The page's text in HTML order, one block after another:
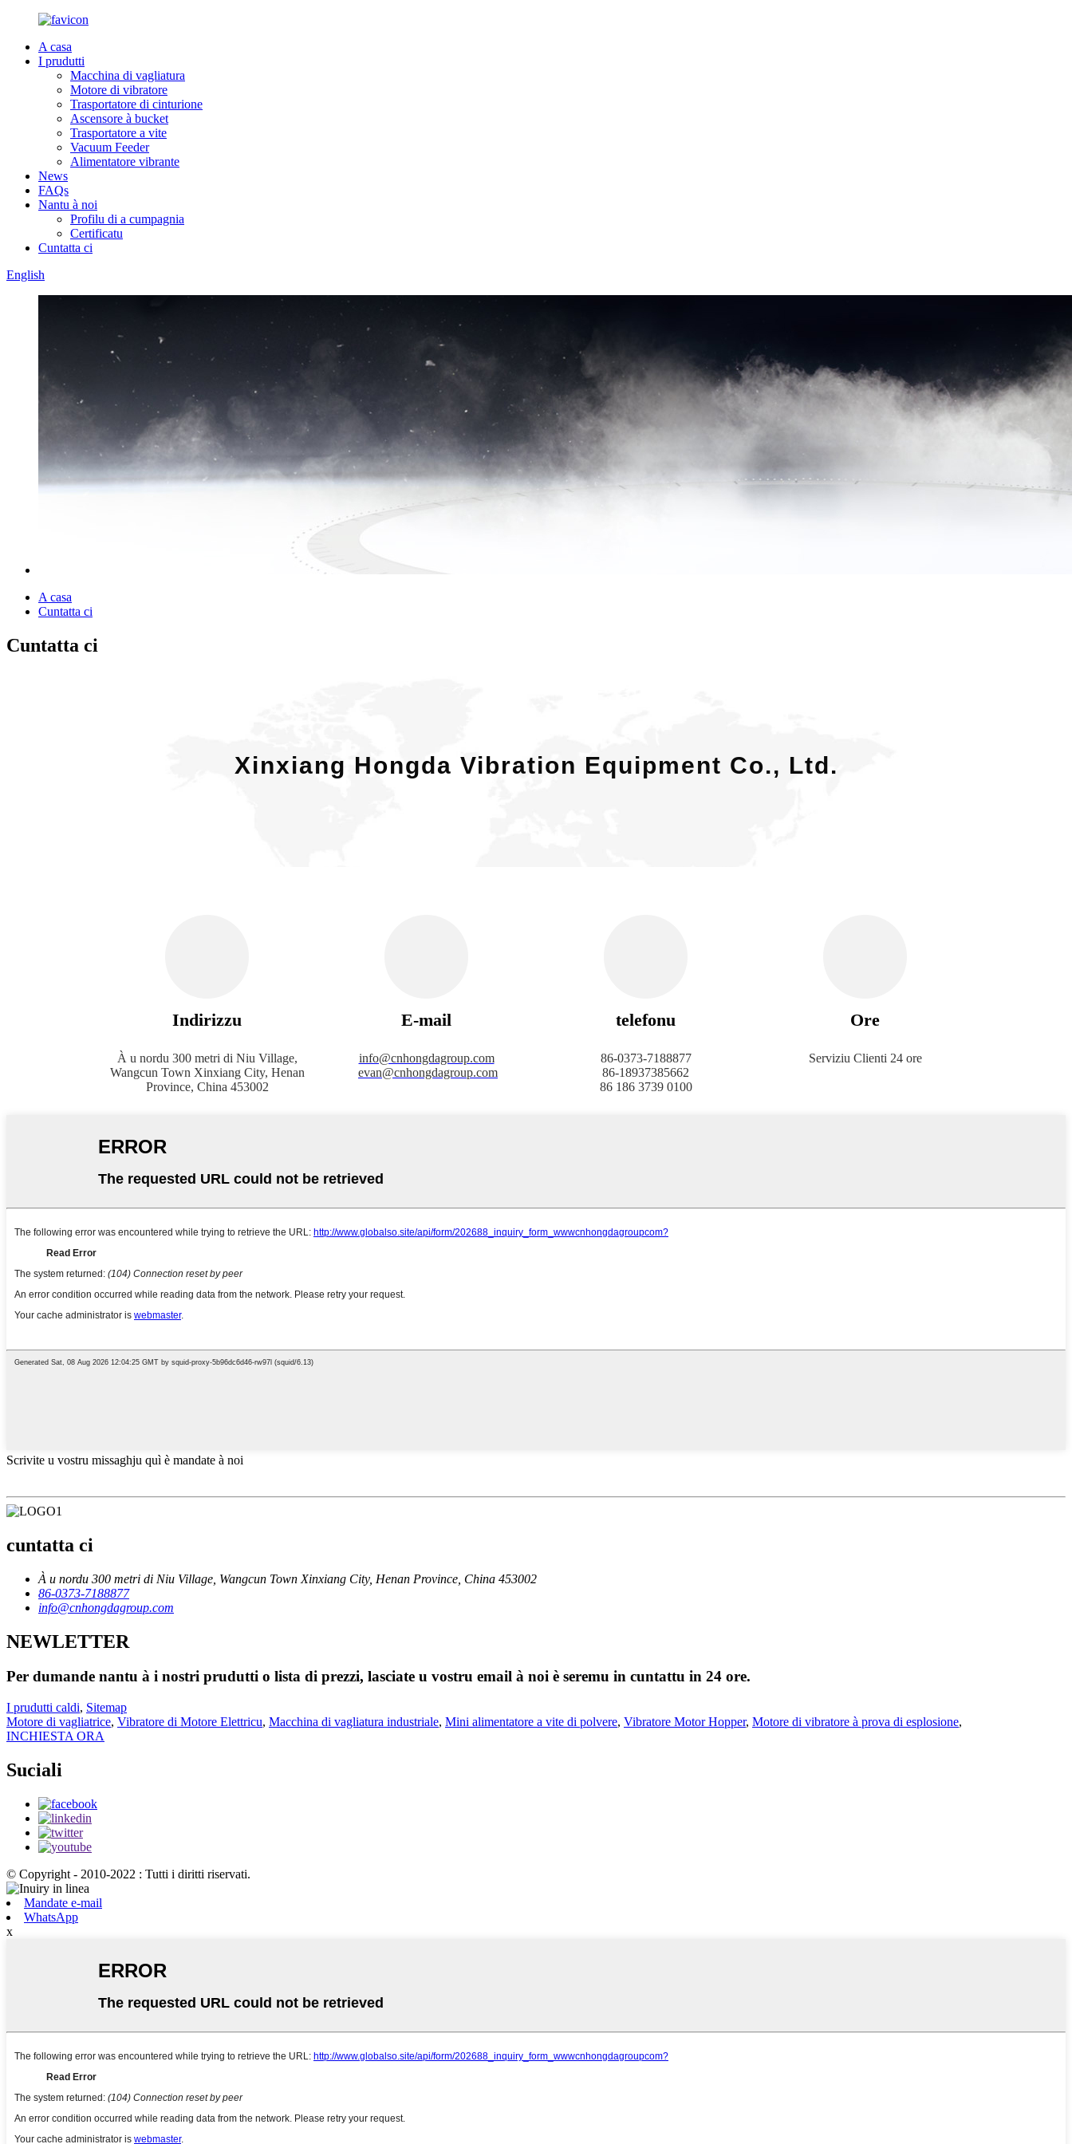
A casa
I prudutti
Macchina di vagliatura
Motore di vibratore
Trasportatore di cinturione
Ascensore à bucket
Trasportatore a vite
Vacuum Feeder
Alimentatore vibrante
News
FAQs
Nantu à noi
Profilu di a cumpagnia
Certificatu
Cuntatta ci
English
A casa
Cuntatta ci
Cuntatta ci
Xinxiang Hongda Vibration Equipment Co., Ltd.
Indirizzu
À u nordu 300 metri di Niu Village,
Wangcun Town Xinxiang City, Henan
Province, China 453002
E-mail
info@cnhongdagroup.com
evan@cnhongdagroup.com
telefonu
86-0373-7188877
86-18937385662
86 186 3739 0100
Ore
Serviziu Clienti 24 ore
Scrivite u vostru missaghju quì è mandate à noi
cuntatta ci
À u nordu 300 metri di Niu Village, Wangcun Town Xinxiang City, Henan Province, China 453002
86-0373-7188877
info@cnhongdagroup.com
NEWLETTER
Per dumande nantu à i nostri prudutti o lista di prezzi, lasciate u vostru email à noi è seremu in cuntattu in 24 ore.
I prudutti caldi, Sitemap
Motore di vagliatrice, Vibratore di Motore Elettricu, Macchina di vagliatura industriale, Mini alimentatore a vite di polvere, Vibratore Motor Hopper, Motore di vibratore à prova di esplosione,
INCHIESTA ORA
Suciali
© Copyright - 2010-2022 : Tutti i diritti riservati.
Mandate e-mail
WhatsApp
x